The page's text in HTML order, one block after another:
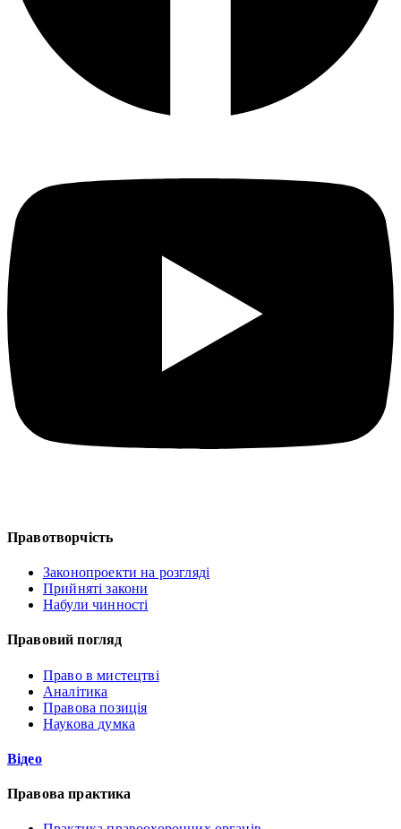
Правотворчість
Законопроекти на розгляді
Прийняті закони
Набули чинності
Правовий погляд
Право в мистецтві
Аналітика
Правова позиція
Наукова думка
Відео
Правова практика